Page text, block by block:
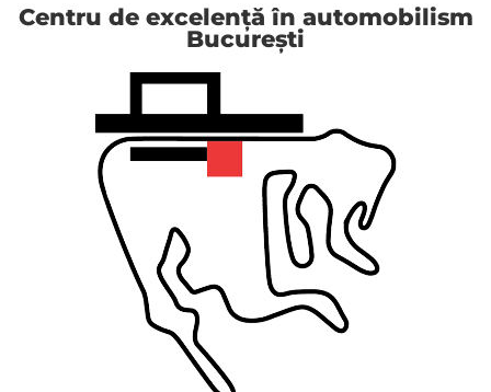
Centru de excelență în automobilism
București